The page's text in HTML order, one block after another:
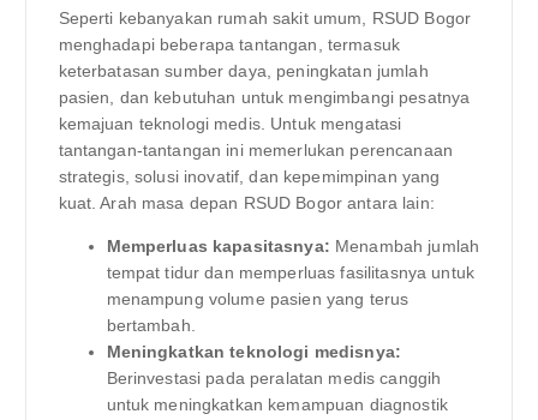
Seperti kebanyakan rumah sakit umum, RSUD Bogor
menghadapi beberapa tantangan, termasuk
keterbatasan sumber daya, peningkatan jumlah
pasien, dan kebutuhan untuk mengimbangi pesatnya
kemajuan teknologi medis. Untuk mengatasi
tantangan-tantangan ini memerlukan perencanaan
strategis, solusi inovatif, dan kepemimpinan yang
kuat. Arah masa depan RSUD Bogor antara lain:
Memperluas kapasitasnya: Menambah jumlah
tempat tidur dan memperluas fasilitasnya untuk
menampung volume pasien yang terus
bertambah.
Meningkatkan teknologi medisnya:
Berinvestasi pada peralatan medis canggih
untuk meningkatkan kemampuan diagnostik